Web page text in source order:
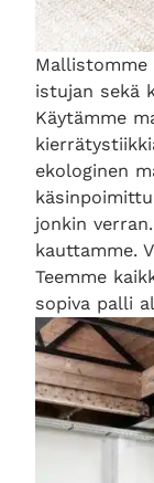
istujan sekä
Käytämme
ekologinen
jonkin
kauttamme.
Teemme
sopiva palli